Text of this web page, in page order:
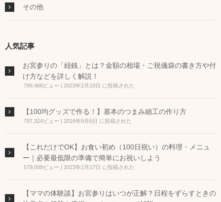
その他
人気記事
お宮参りの「紐銭」とは？金額の相場・ご祝儀袋の書き方や付
け方などを詳しく解説！
799,466ビュー 2023年2月10日 に投稿された
【100均グッズで作る！】基本のつまみ細工の作り方
797,324ビュー 2016年9月6日 に投稿された
【これだけでOK】お食い初め（100日祝い）の料理・メニュ
ー｜必要最低限の準備で簡単にお祝いしよう
579,009ビュー 2023年2月17日 に投稿された
【ママの体験談】お宮参りはいつが正解？日程をずらすときの